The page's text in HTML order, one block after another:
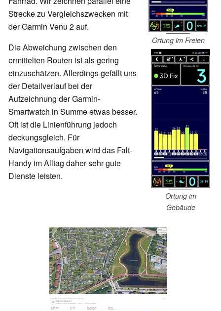
Ortung im Freien
Ortung im
Gebäude
Strecke zu Vergleichszwecken mit
der Garmin Venu 2 auf.
Die Abweichung zwischen den
ermittelten Routen ist als gering
einzuschätzen. Allerdings gefällt uns
der Detailverlauf bei der
Aufzeichnung der Garmin-
Smartwatch in Summe etwas besser.
Oft ist die Linienführung jedoch
deckungsgleich. Für
Navigationsaufgaben wird das Falt-
Handy im Alltag daher sehr gute
Dienste leisten.